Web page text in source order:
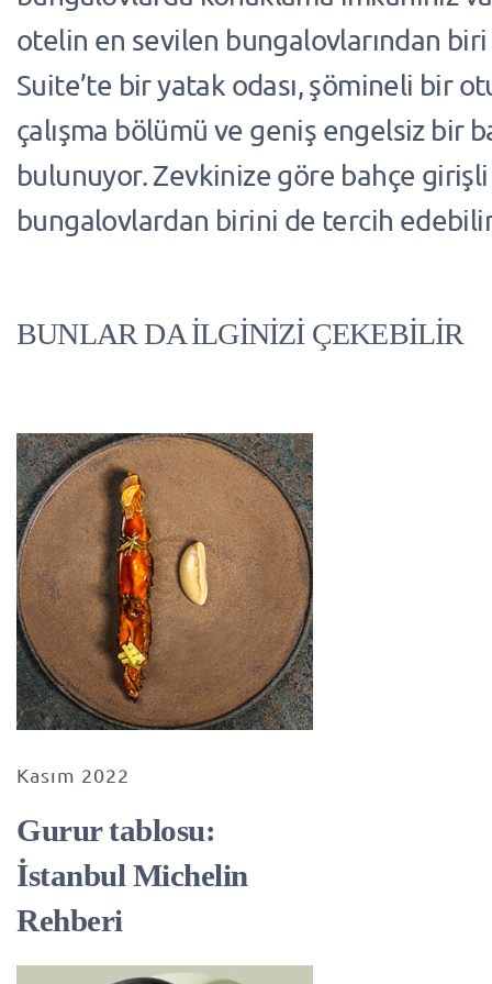
otelin en sevilen bungalovlarından
Suite’te bir yatak odası, şömineli bir
çalışma bölümü ve geniş engelsiz bir
bulunuyor. Zevkinize göre bahçe
bungalovlardan birini de tercih
BUNLAR DA İLGİNİZİ ÇEKEBİLİR
Kasım 2022
Gurur tablosu:
İstanbul Michelin
Rehberi